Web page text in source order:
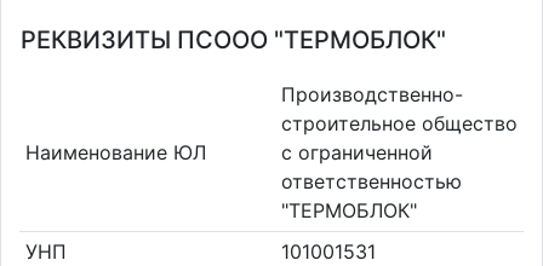
РЕКВИЗИТЫ ПСООО "ТЕРМОБЛОК"
Наименование ЮЛ
Производственно-
строительное общество
с ограниченной
ответственностью
"ТЕРМОБЛОК"
УНП
101001531